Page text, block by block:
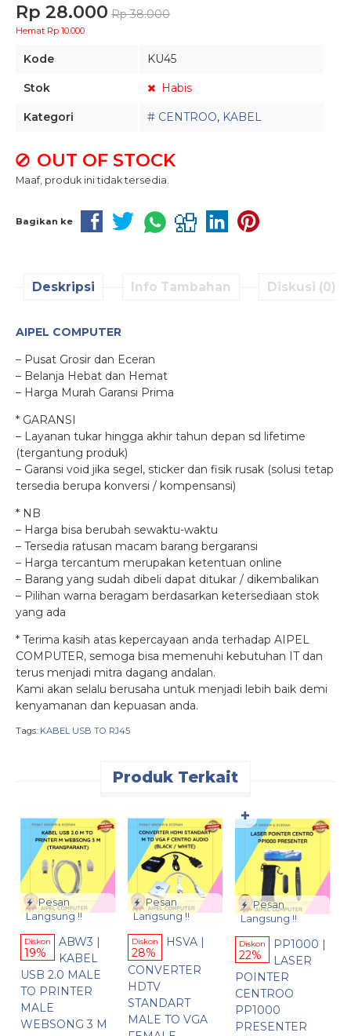
Rp 28.000 Rp 38.000
Hemat Rp 10.000
Kode KU45
Stok Habis
Kategori # CENTROO, KABEL
OUT OF STOCK
Maaf, produk ini tidak tersedia.
Bagikan ke
Deskripsi Info Tambahan Diskusi (0)
AIPEL COMPUTER
– Pusat Grosir dan Eceran
– Belanja Hebat dan Hemat
– Harga Murah Garansi Prima
* GARANSI
– Layanan tukar hingga akhir tahun depan sd lifetime
(tergantung produk)
– Garansi void jika segel, sticker dan fisik rusak (solusi tetap
tersedia berupa konversi / kompensansi)
* NB
– Harga bisa berubah sewaktu-waktu
– Tersedia ratusan macam barang bergaransi
– Harga tercantum merupakan ketentuan online
– Barang yang sudah dibeli dapat ditukar / dikembalikan
– Pilihan warna beragam berdasarkan ketersediaan stok
yang ada
* Terima kasih atas kepercayaan anda terhadap AIPEL
COMPUTER, semoga bisa memenuhi kebutuhan IT dan
terus menjadi mitra dagang andalan.
Kami akan selalu berusaha untuk menjadi lebih baik demi
kenyamanan dan kepuasan anda.
Tags: KABEL USB TO RJ45
Produk Terkait
Pesan
Langsung !!
Diskon
19%
ABW3 |
KABEL
USB 2.0 MALE
TO PRINTER
MALE
WEBSONG 3 M
Pesan
Langsung !!
Diskon
28%
HSVA |
CONVERTER
HDTV
STANDART
MALE TO VGA
Pesan
Langsung !!
Diskon
22%
PP1000 |
LASER
POINTER
CENTROO
PP1000
PRESENTER
✚